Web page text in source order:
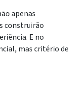
apenas
construirão
E no
mas critério de